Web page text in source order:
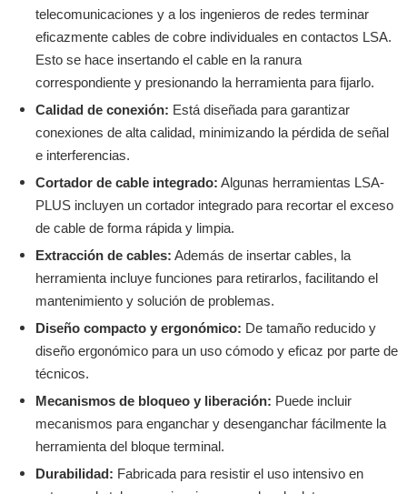
telecomunicaciones y a los ingenieros de redes terminar
eficazmente cables de cobre individuales en contactos LSA.
Esto se hace insertando el cable en la ranura
correspondiente y presionando la herramienta para fijarlo.
Calidad de conexión: Está diseñada para garantizar
conexiones de alta calidad, minimizando la pérdida de señal
e interferencias.
Cortador de cable integrado: Algunas herramientas LSA-
PLUS incluyen un cortador integrado para recortar el exceso
de cable de forma rápida y limpia.
Extracción de cables: Además de insertar cables, la
herramienta incluye funciones para retirarlos, facilitando el
mantenimiento y solución de problemas.
Diseño compacto y ergonómico: De tamaño reducido y
diseño ergonómico para un uso cómodo y eficaz por parte de
técnicos.
Mecanismos de bloqueo y liberación: Puede incluir
mecanismos para enganchar y desenganchar fácilmente la
herramienta del bloque terminal.
Durabilidad: Fabricada para resistir el uso intensivo en